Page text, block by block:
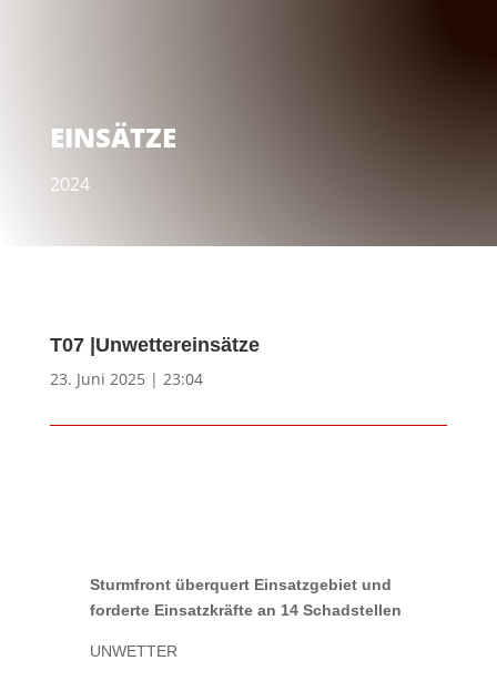
EINSÄTZE
2024
T07 |Unwettereinsätze
23. Juni 2025 | 23:04
Sturmfront überquert Einsatzgebiet und
forderte Einsatzkräfte an 14 Schadstellen
UNWETTER